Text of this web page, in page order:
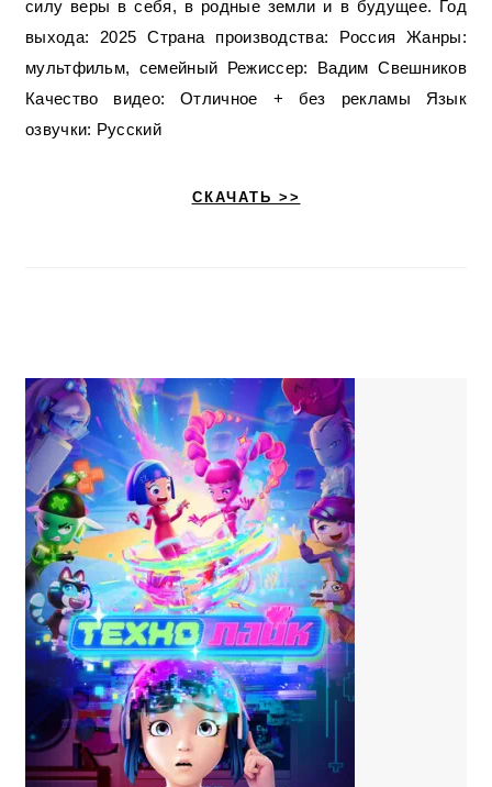
силу веры в себя, в родные земли и в будущее. Год
выхода: 2025 Страна производства: Россия Жанры:
мультфильм, семейный Режиссер: Вадим Свешников
Качество видео: Отличное + без рекламы Язык
озвучки: Русский
СКАЧАТЬ >>